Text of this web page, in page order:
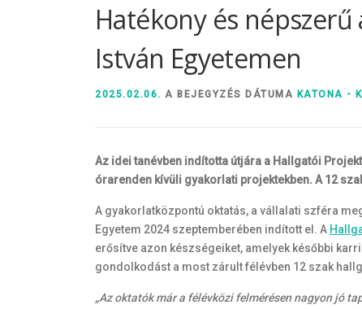
Hatékony és
István Egyetemen
2025.02.06. A BEJEGYZÉS DÁTUMA KATONA -
Az idei tanévben indította útjára a Hallgatói
órarenden kívüli gyakorlati projektekben. A 12
A gyakorlatközpontú oktatás, a vállalati szféra
Egyetem 2024 szeptemberében indított el. A
erősítve azon készségeiket, amelyek későbbi
gondolkodást a most zárult félévben 12 szak
„Az oktatók már a félévközi felmérésen nagyon jó